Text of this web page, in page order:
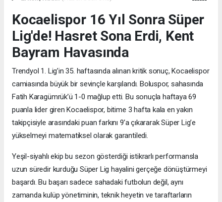
Kocaelispor 16 Yıl Sonra Süper
Lig'de! Hasret Sona Erdi, Kent
Bayram Havasında
Trendyol 1. Lig’in 35. haftasında alınan kritik sonuç, Kocaelispor
camiasında büyük bir sevinçle karşılandı. Boluspor, sahasında
Fatih Karagümrük’ü 1-0 mağlup etti. Bu sonuçla haftaya 69
puanla lider giren Kocaelispor, bitime 3 hafta kala en yakın
takipçisiyle arasındaki puan farkını 9’a çıkararak Süper Lig’e
yükselmeyi matematiksel olarak garantiledi.
Yeşil-siyahlı ekip bu sezon gösterdiği istikrarlı performansla
uzun süredir kurduğu Süper Lig hayalini gerçeğe dönüştürmeyi
başardı. Bu başarı sadece sahadaki futbolun değil, aynı
zamanda kulüp yönetiminin, teknik heyetin ve taraftarların